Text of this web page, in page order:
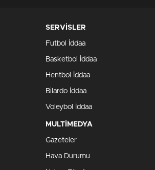
SERVİSLER
Futbol İddaa
Basketbol İddaa
Hentbol İddaa
Bilardo İddaa
Voleybol İddaa
MULTİMEDYA
Gazeteler
Hava Durumu